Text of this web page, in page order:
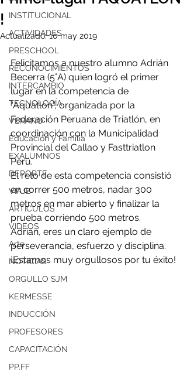
INSTITUCIONAL
ACTIVIDADES
PRESCHOOL
RECONOCIMIENTOS
INTERCAMBIO
TECNOLOGÍA
VERANO
Educación y Familia
EXALUMNOS
DEPORTE
VIAJE
ARTÍCULOS
VIDEOS
Arte
NOTICIAS
ORGULLO SJM
KERMESSE
INDUCCIÓN
PROFESORES
CAPACITACIÓN
PP.FF
!
Actualizado:10 may 2019
Felicitamos a nuestro alumno Adrián
Becerra (5°A) quien logró el primer
lugar en la competencia de
“Aquatlon”, organizada por la
Federación Peruana de Triatlón, en
coordinación con la Municipalidad
Provincial del Callao y Fasttriatlon
Perú.
El reto de esta competencia consistió
en correr 500 metros, nadar 300
metros en mar abierto y finalizar la
prueba corriendo 500 metros.
Adrián, eres un claro ejemplo de
perseverancia, esfuerzo y disciplina.
¡Estamos muy orgullosos por tu éxito!